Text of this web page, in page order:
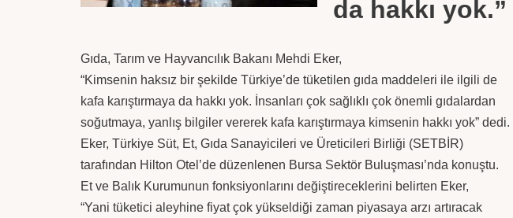
da hakkı yok.”
Gıda, Tarım ve Hayvancılık Bakanı Mehdi Eker,
“Kimsenin haksız bir şekilde Türkiye’de tüketilen gıda maddeleri ile ilgili de
kafa karıştırmaya da hakkı yok. İnsanları çok sağlıklı çok önemli gıdalardan
soğutmaya, yanlış bilgiler vererek kafa karıştırmaya kimsenin hakkı yok” dedi.
Eker, Türkiye Süt, Et, Gıda Sanayicileri ve Üreticileri Birliği (SETBİR)
tarafından Hilton Otel’de düzenlenen Bursa Sektör Buluşması’nda konuştu.
Et ve Balık Kurumunun fonksiyonlarını değiştireceklerini belirten Eker,
“Yani tüketici aleyhine fiyat çok yükseldiği zaman piyasaya arzı artıracak